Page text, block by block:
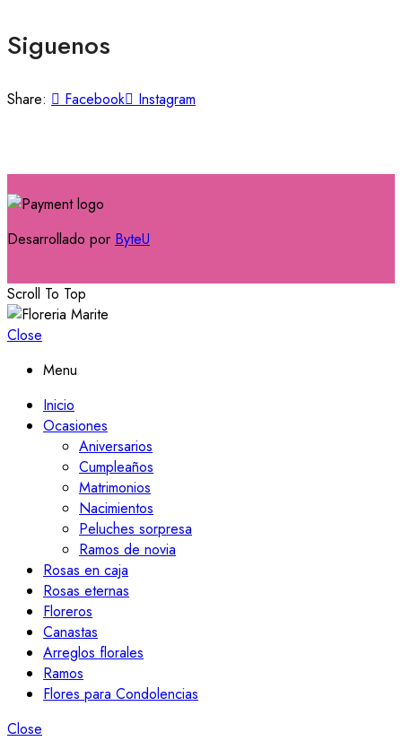
Siguenos
Share: Facebook Instagram
Desarrollado por ByteU
Scroll To Top
Close
Menu
Inicio
Ocasiones
Aniversarios
Cumpleaños
Matrimonios
Nacimientos
Peluches sorpresa
Ramos de novia
Rosas en caja
Rosas eternas
Floreros
Canastas
Arreglos florales
Ramos
Flores para Condolencias
Close